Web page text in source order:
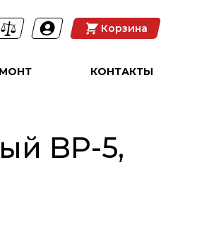
Корзина
КОНТАКТЫ
BP-5,